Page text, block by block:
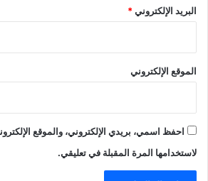
خب
خ
ر
م
البريد الإلكتروني*
الموقع الإلكتروني
احفظ اسمي، بريدي الإلكتروني، والموقع
لاستخدامها المرة المقبلة في تعليقي.